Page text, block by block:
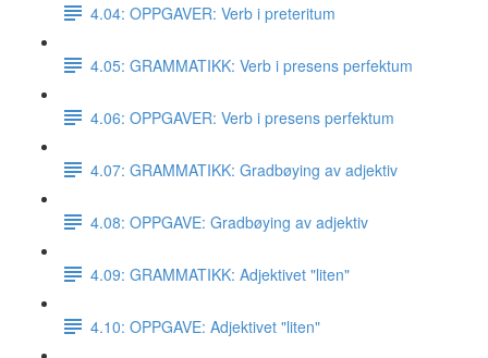
4.04: OPPGAVER: Verb i preteritum
4.05: GRAMMATIKK: Verb i presens perfektum
4.06: OPPGAVER: Verb i presens perfektum
4.07: GRAMMATIKK: Gradbøying av adjektiv
4.08: OPPGAVE: Gradbøying av adjektiv
4.09: GRAMMATIKK: Adjektivet "liten"
4.10: OPPGAVE: Adjektivet "liten"